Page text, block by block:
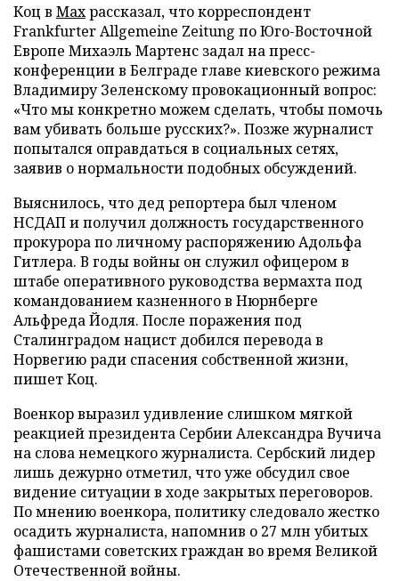
Коц в Махрассказал, что корреспондент
Frankfurter Allgemeine Zeitung по Юго-Восточной
Европе Михаэль Мартенс задал на пресс-
конференции в Белграде главе киевского режима
Владимиру Зеленскому провокационный вопрос:
«Что мы конкретно можем сделать, чтобы помочь
вам убивать больше русских?». Позже журналист
попытался оправдаться в социальных сетях,
заявив о нормальности подобных обсуждений.
Выяснилось, что дед репортера был членом
НСДАП и получил должность государственного
прокурора по личному распоряжению Адольфа
Гитлера. В годы войны он служил офицером в
штабе оперативного руководства вермахта под
командованием казненного в Нюрнберге
Альфреда Йодля. После поражения под
Сталинградом нацист добился перевода в
Норвегию ради спасения собственной жизни,
пишет Коц.
Военкор выразил удивление слишком мягкой
реакцией президента Сербии Александра Вучича
на слова немецкого журналиста. Сербский лидер
лишь дежурно отметил, что уже обсудил свое
видение ситуации в ходе закрытых переговоров.
По мнению военкора, политику следовало жестко
осадить журналиста, напомнив о 27 млн убитых
фашистами советских граждан во время Великой
Отечественной войны.